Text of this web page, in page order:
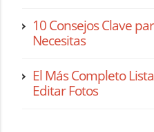
10 Consejos Clave
Necesitas
El Más Completo
Editar Fotos